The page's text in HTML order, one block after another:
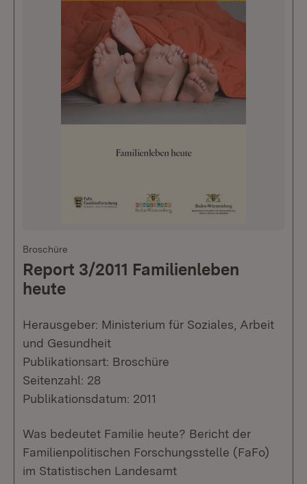
Broschüre
Report 3/2011 Familienleben
heute
Herausgeber: Ministerium für Soziales, Arbeit
und Gesundheit
Publikationsart: Broschüre
Seitenzahl: 28
Publikationsdatum: 2011
Was bedeutet Familie heute? Bericht der
Familienpolitischen Forschungsstelle (FaFo)
im Statistischen Landesamt